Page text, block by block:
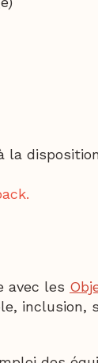
avec les
inclusion,